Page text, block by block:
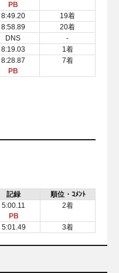
PB
8:49.20
19着
8:58.89
20着
DNS
-
8:19.03
1着
8:28.87
PB
7着
記録
順位・ｺﾒﾝﾄ
5:00.11
PB
2着
5:01.49 3着